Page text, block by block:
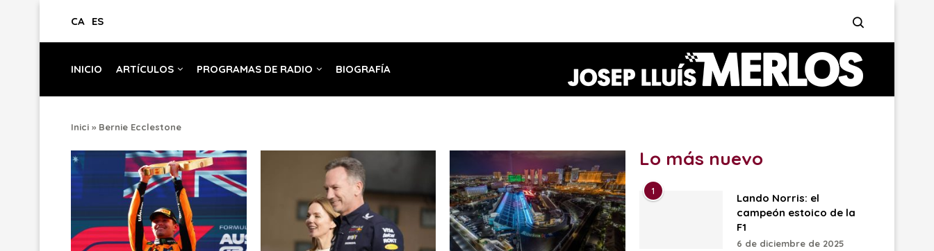
CA ES
INICIO ARTÍCULOS PROGRAMAS DE RADIO BIOGRAFÍA
Inici » Bernie Ecclestone
Lo más nuevo
1
Lando Norris: el
campeón estoico de la
F1
6 de diciembre de 2025